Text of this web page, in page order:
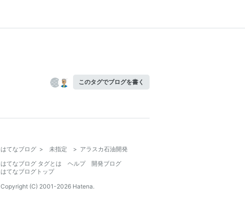
このタグでブログを書く
はてなブログ > 未指定 > アラスカ石油開発
はてなブログ タグとは
ヘルプ
開発ブログ
はてなブログトップ
Copyright (C) 2001-2026 Hatena.